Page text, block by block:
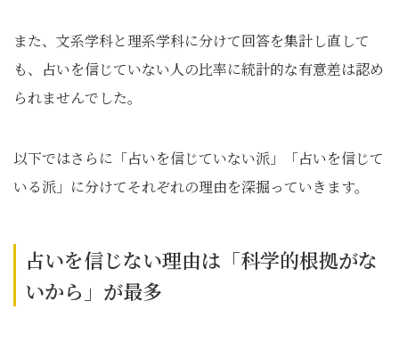
また、文系学科と理系学科に分けて回答を集計し直して
も、占いを信じていない人の比率に統計的な有意差は認め
られませんでした。
以下ではさらに「占いを信じていない派」「占いを信じて
いる派」に分けてそれぞれの理由を深掘っていきます。
占いを信じない理由は「科学的根拠がな
いから」が最多